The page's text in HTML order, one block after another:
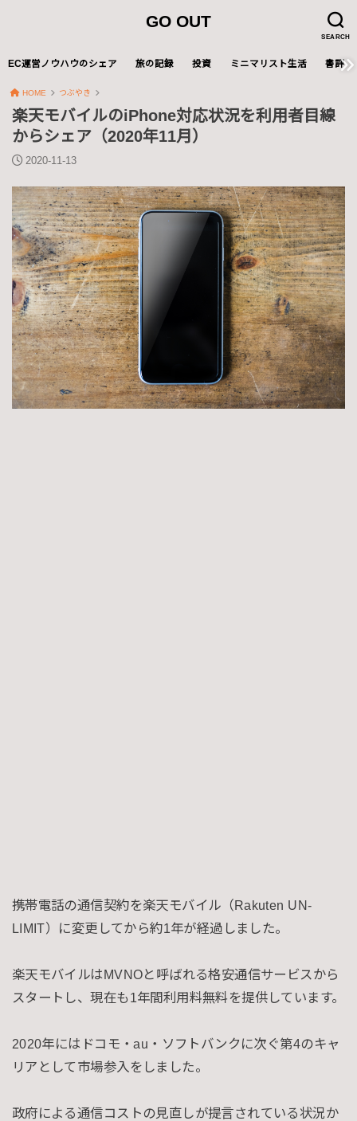
SEARCH
GO OUT
EC運営ノウハウのシェア 旅の記録 投資 ミニマリスト生活 書評
HOME つぶやき
楽天モバイルのiPhone対応状況を利用者目線
からシェア（2020年11月）
2020-11-13
携帯電話の通信契約を楽天モバイル（Rakuten UN-
LIMIT）に変更してから約1年が経過しました。
楽天モバイルはMVNOと呼ばれる格安通信サービスから
スタートし、現在も1年間利用料無料を提供しています。
2020年にはドコモ・au・ソフトバンクに次ぐ第4のキャ
リアとして市場参入をしました。
政府による通信コストの見直しが提言されている状況か